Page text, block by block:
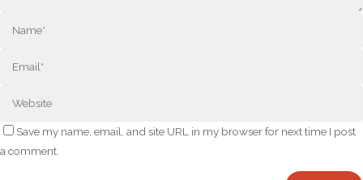
Save my name, email, and site URL in my browser for next time I post
a comment.